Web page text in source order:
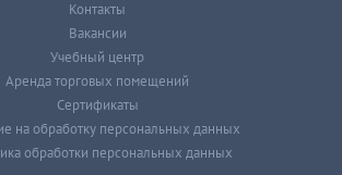
Контакты
Вакансии
Учебный центр
Аренда торговых помещений
Сертификаты
на обработку персональных данных
обработки персональных данных